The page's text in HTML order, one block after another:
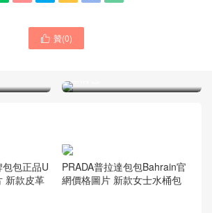
 贊(0)Prada女包專櫃新品黑色
Arqué Re-Nylon與亮面皮革
包正品U
新款皮革
PRADA普拉達包包Bahrain官
網價格圖片 新款女士水桶包